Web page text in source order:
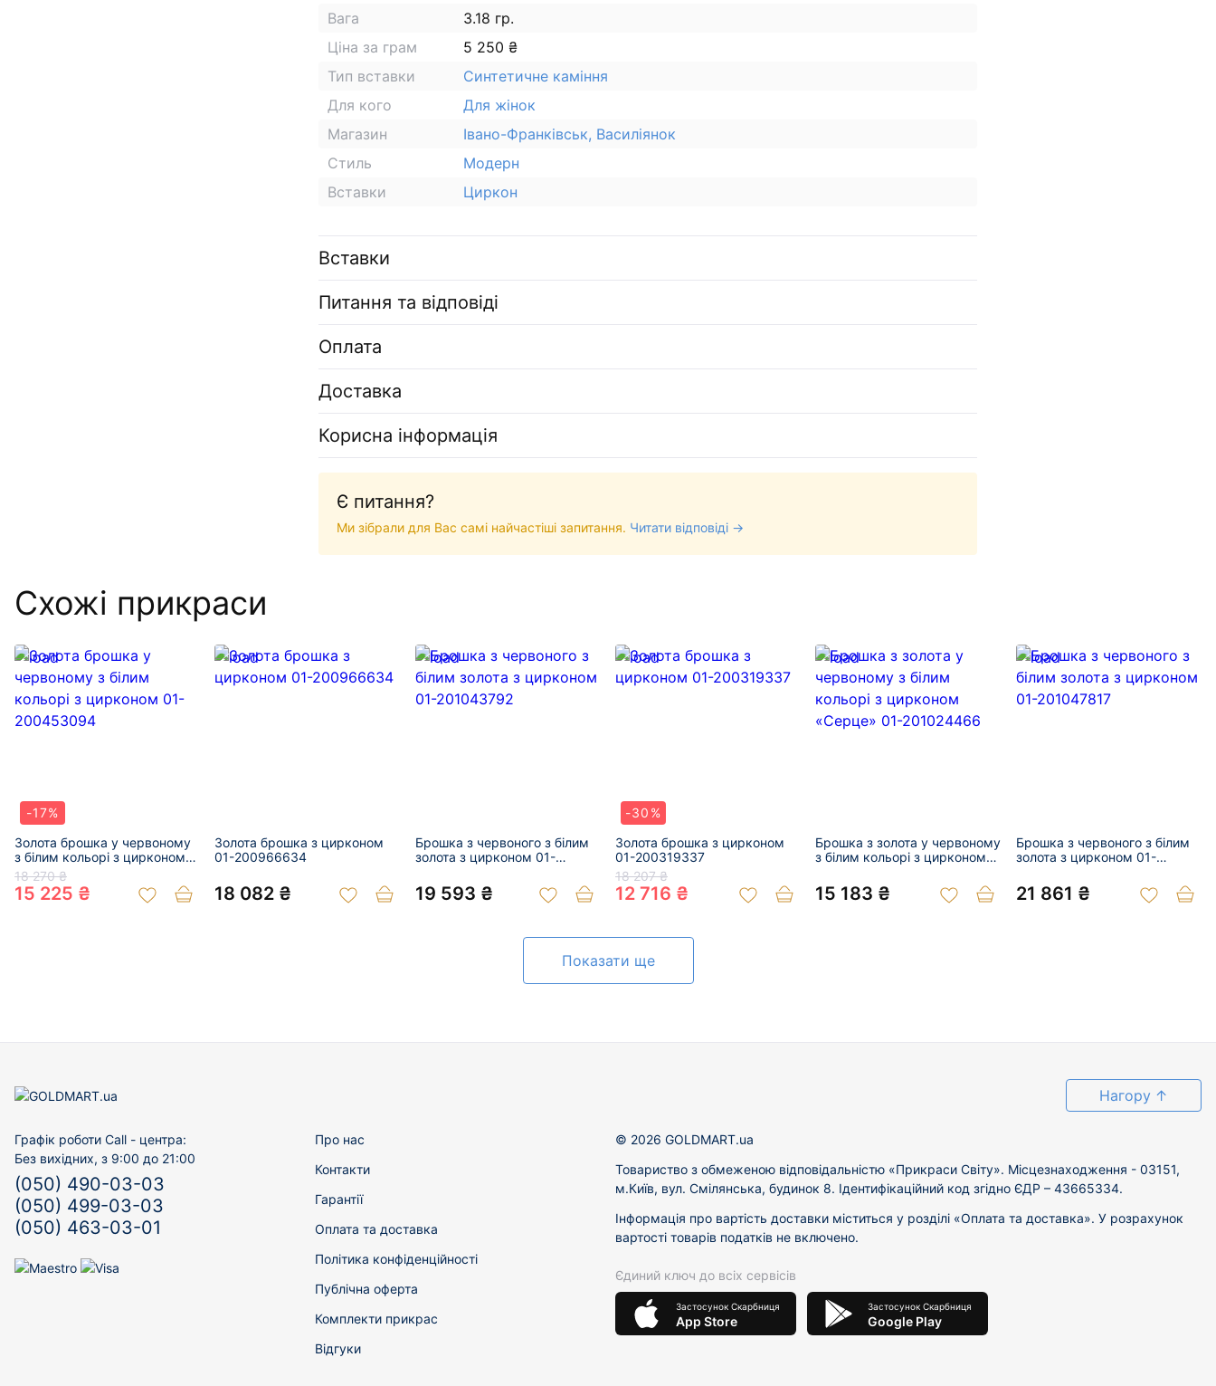
Вага
3.18 гр.
Ціна за грам
5 250 ₴
Тип вставки
Синтетичне каміння
Для кого
Для жінок
Магазин
Івано-Франківськ, Василіянок
Стиль
Модерн
Вставки
Циркон
Вставки
Питання та відповіді
Оплата
Доставка
Корисна інформація
Є питання?
Ми зібрали для Вас самі найчастіші запитання. Читати відповіді →
Схожі прикраси
-17%
Золота брошка у червоному
з білим кольорі з цирконом
01-200453094
18 270 ₴
15 225 ₴
Золота брошка з цирконом
01-200966634
18 082 ₴
Брошка з червоного з білим
золота з цирконом 01-
19 593 ₴
-30%
Золота брошка з цирконом
01-200319337
18 207 ₴
12 716 ₴
Брошка з золота у червоному
з білим кольорі з цирконом
15 183 ₴
Брошка з червоного з білим
золота з цирконом 01-
21 861 ₴
Показати ще
Нагору ↑
Графік роботи Call - центра:
Без вихідних, з 9:00 до 21:00
(050) 490-03-03
(050) 499-03-03
(050) 463-03-01
Про нас
Контакти
Гарантії
Оплата та доставка
Політика конфіденційності
Публічна оферта
Комплекти прикрас
Відгуки
© 2026 GOLDMART.ua
Товариство з обмеженою відповідальністю «Прикраси Світу». Місцезнаходження - 03151,
м.Київ, вул. Смілянська, будинок 8. Ідентифікаційний код згідно ЄДР – 43665334.
Інформація про вартість доставки міститься у розділі «Оплата та доставка». У розрахунок
вартості товарів податків не включено.
Єдиний ключ до всіх сервісів
Застосунок Скарбниця
App Store
Застосунок Скарбниця
Google Play